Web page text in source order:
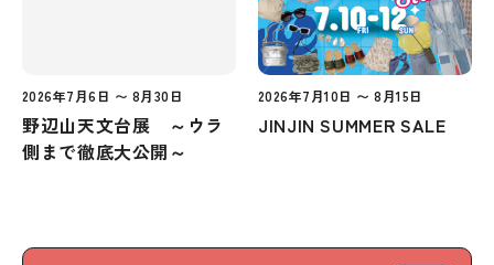
2026年7月6日 〜 8月30日
野辺山天文台展 ～ウラ
側まで徹底大公開～
2026年7月10日 〜 8月15日
JINJIN SUMMER SALE